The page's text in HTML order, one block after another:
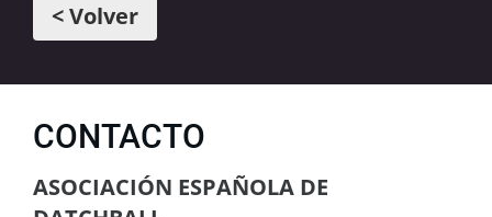
< Volver
CONTACTO
ASOCIACIÓN ESPAÑOLA DE